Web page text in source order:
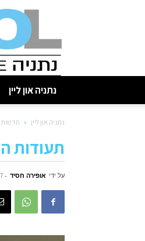
נתניה און ליין
נתניה און ליין חדשות
תעודות
על ידי אופירה חסיד -